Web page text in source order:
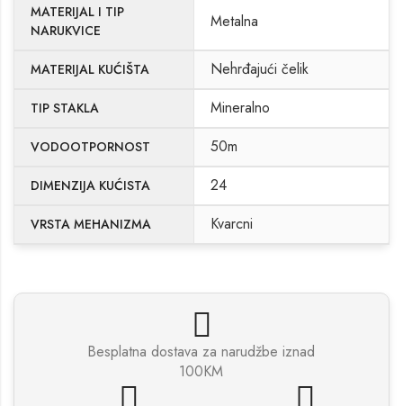
MATERIJAL I TIP
NARUKVICE
Metalna
MATERIJAL KUĆIŠTA Nehrđajući čelik
TIP STAKLA Mineralno
VODOOTPORNOST 50m
DIMENZIJA KUĆISTA 24
VRSTA MEHANIZMA Kvarcni
Besplatna dostava za narudžbe iznad
100KM